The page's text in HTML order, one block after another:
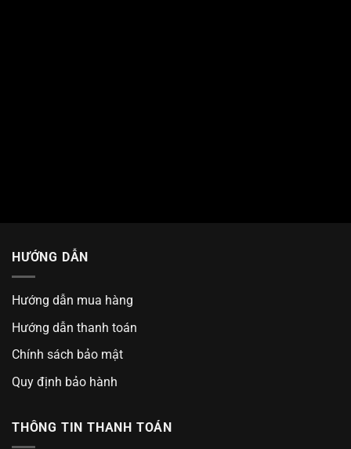
HƯỚNG DẪN
Hướng dẫn mua hàng
Hướng dẫn thanh toán
Chính sách bảo mật
Quy định bảo hành
THÔNG TIN THANH TOÁN